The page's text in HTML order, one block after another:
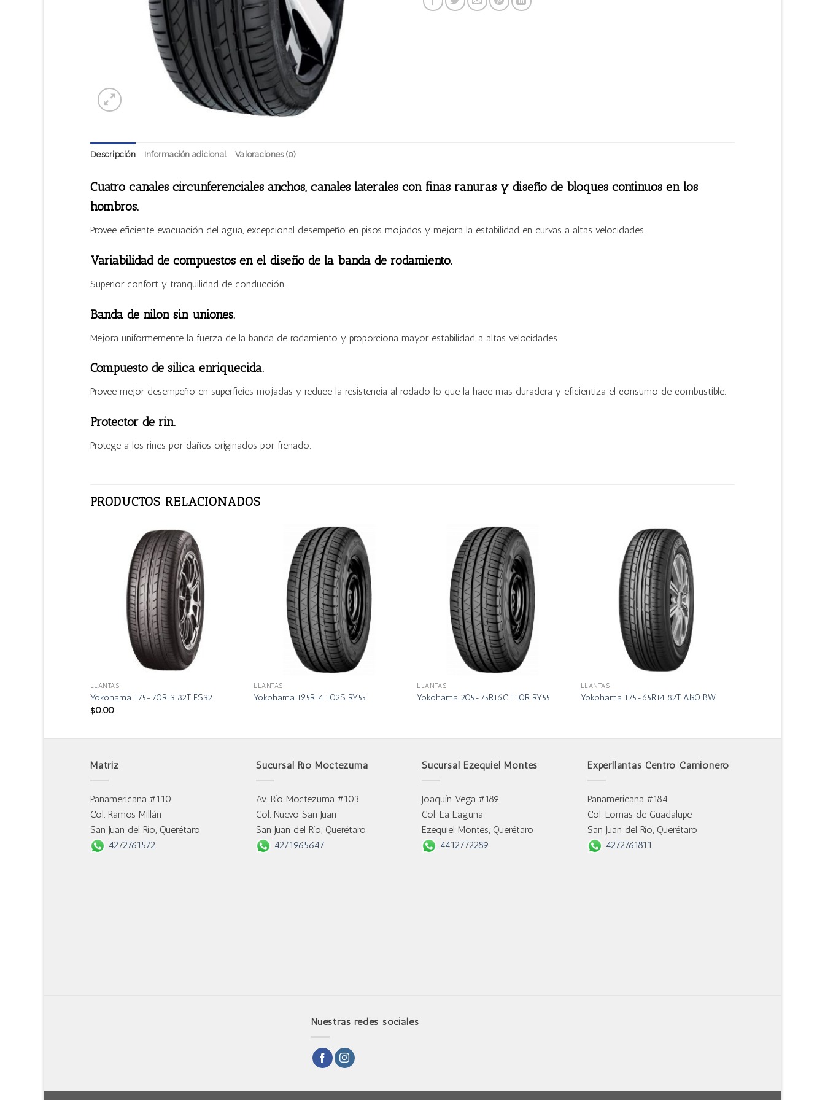
Descripción Información adicional Valoraciones (0)
Cuatro canales circunferenciales anchos, canales laterales con finas ranuras y diseño de bloques continuos en los
hombros.
Provee eficiente evacuación del agua, excepcional desempeño en pisos mojados y mejora la estabilidad en curvas a altas velocidades.
Variabilidad de compuestos en el diseño de la banda de rodamiento.
Superior confort y tranquilidad de conducción.
Banda de nilon sin uniones.
Mejora uniformemente la fuerza de la banda de rodamiento y proporciona mayor estabilidad a altas velocidades.
Compuesto de silica enriquecida.
Provee mejor desempeño en superficies mojadas y reduce la resistencia al rodado lo que la hace mas duradera y eficientiza el consumo de combustible.
Protector de rin.
Protege a los rines por daños originados por frenado.
PRODUCTOS RELACIONADOS
LLANTAS
Yokohama 175-70R13 82T ES32
$0.00
LLANTAS
Yokohama 195R14 102S RY55
LLANTAS
Yokohama 205-75R16C 110R RY55
LLANTAS
Yokohama 175-65R14 82T Al30 BW
Matriz
Panamericana #110
Col. Ramos Millán
San Juan del Río, Querétaro
4272761572
Sucursal Río Moctezuma
Av. Río Moctezuma #103
Col. Nuevo San Juan
San Juan del Río, Querétaro
4271965647
Sucursal Ezequiel Montes
Joaquín Vega #189
Col. La Laguna
Ezequiel Montes, Querétaro
4412772289
Experllantas Centro Camionero
Panamericana #184
Col. Lomas de Guadalupe
San Juan del Río, Querétaro
4272761811
Nuestras redes sociales